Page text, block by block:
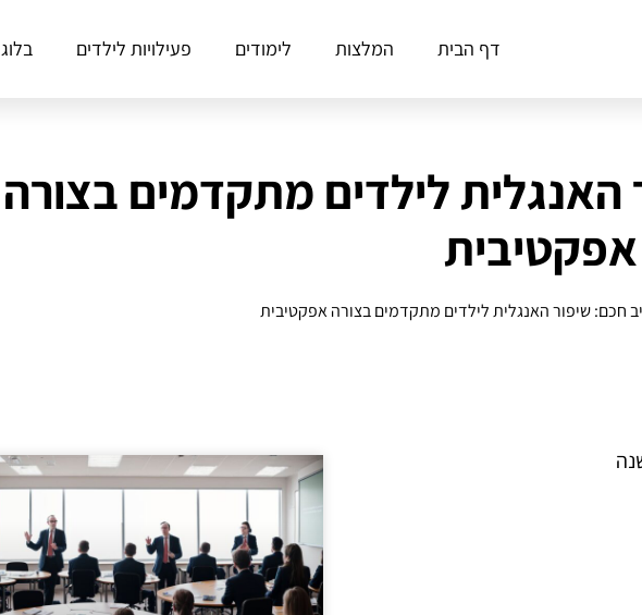
דף הבית המלצות לימודים פעילויות לילדים בלוג
האנגלית לילדים מתקדמים בצורה
אפקטיבית
חכם: שיפור האנגלית לילדים מתקדמים בצורה אפקטיבית